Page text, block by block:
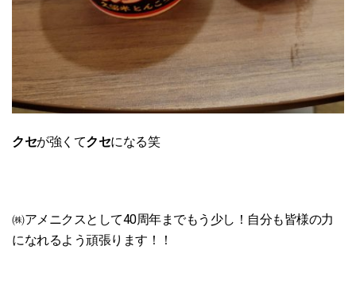
クセが強くてクセになる笑
㈱アメニクスとして40周年までもう少し！自分も皆様の力
になれるよう頑張ります！！